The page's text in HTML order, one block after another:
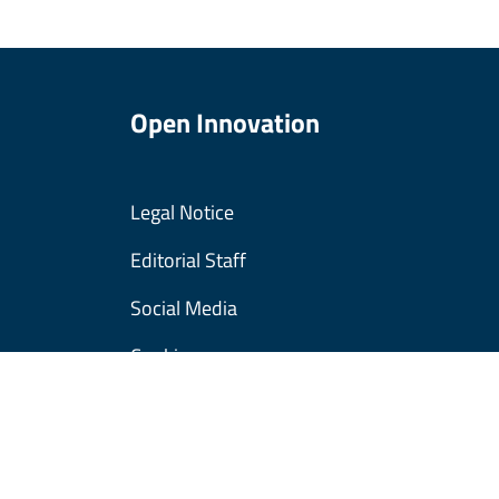
Open Innovation
Legal Notice
Editorial Staff
Social Media
Cookies